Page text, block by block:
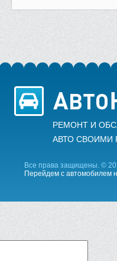
РЕМОНТ И
АВТО CВОИМИ
Все права защищены. ©
Перейдем с автомобилем